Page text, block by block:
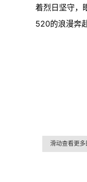
着烈日坚守，
520的浪漫奔
滑动查看更多